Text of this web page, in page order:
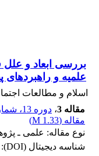
بررسی ابعاد و علل
علمیه و راهبردهای
اسلام و مطالعات
مقاله 3
، دوره 13، شماره 49
مقاله (1.33 M
)
نوع مقاله: علمی ـ
شناسه دیجیتال (DOI):